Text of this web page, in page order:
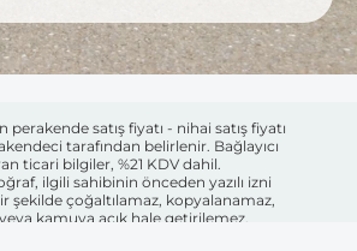
perakende satış fiyatı - nihai satış fiyatı
tarafından belirlenir. Bağlayıcı
ticari bilgiler, %21 KDV dahil.
ilgili sahibinin önceden yazılı izni
şekilde çoğaltılamaz, kopyalanamaz,
kamuya açık hale getirilemez.